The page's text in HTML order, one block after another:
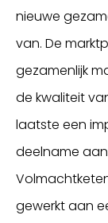
nieuwe
van. De
gezamenlijk
de kwaliteit
laatste een
deelname
gewerkt aan